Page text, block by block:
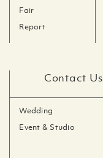
Fair
Report
Contact Us
Wedding
Event & Studio